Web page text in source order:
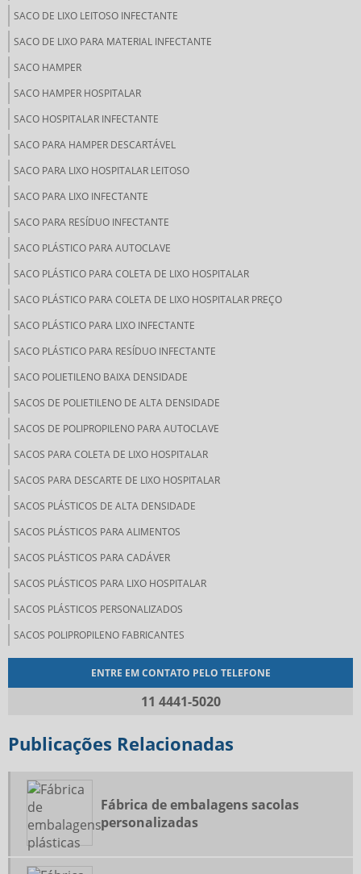
SACO DE LIXO LEITOSO INFECTANTE
SACO DE LIXO PARA MATERIAL INFECTANTE
SACO HAMPER
SACO HAMPER HOSPITALAR
SACO HOSPITALAR INFECTANTE
SACO PARA HAMPER DESCARTÁVEL
SACO PARA LIXO HOSPITALAR LEITOSO
SACO PARA LIXO INFECTANTE
SACO PARA RESÍDUO INFECTANTE
SACO PLÁSTICO PARA AUTOCLAVE
SACO PLÁSTICO PARA COLETA DE LIXO HOSPITALAR
SACO PLÁSTICO PARA COLETA DE LIXO HOSPITALAR PREÇO
SACO PLÁSTICO PARA LIXO INFECTANTE
SACO PLÁSTICO PARA RESÍDUO INFECTANTE
SACO POLIETILENO BAIXA DENSIDADE
SACOS DE POLIETILENO DE ALTA DENSIDADE
SACOS DE POLIPROPILENO PARA AUTOCLAVE
SACOS PARA COLETA DE LIXO HOSPITALAR
SACOS PARA DESCARTE DE LIXO HOSPITALAR
SACOS PLÁSTICOS DE ALTA DENSIDADE
SACOS PLÁSTICOS PARA ALIMENTOS
SACOS PLÁSTICOS PARA CADÁVER
SACOS PLÁSTICOS PARA LIXO HOSPITALAR
SACOS PLÁSTICOS PERSONALIZADOS
SACOS POLIPROPILENO FABRICANTES
ENTRE EM CONTATO PELO TELEFONE
11 4441-5020
Publicações Relacionadas
Fábrica de embalagens sacolas
personalizadas